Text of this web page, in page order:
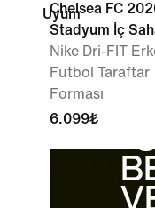
Uyum
Chelsea FC
Stadyum İç
Nike Dri-FIT
Futbol Taraftar
Forması
6.099₺